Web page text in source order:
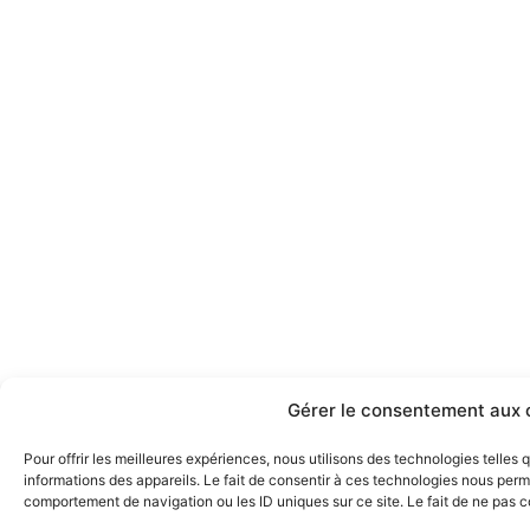
Gérer le consentement aux
Pour offrir les meilleures expériences, nous utilisons des technologies
informations des appareils. Le fait de consentir à ces technologies nous
comportement de navigation ou les ID uniques sur ce site. Le fait de ne pas